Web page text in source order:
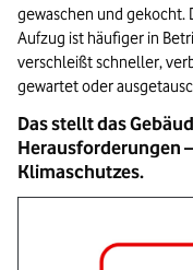
gewaschen und gekocht.
Aufzug ist häufiger in
verschleißt schneller,
gewartet oder
Das stellt das
Herausforderungen
Klimaschutzes.